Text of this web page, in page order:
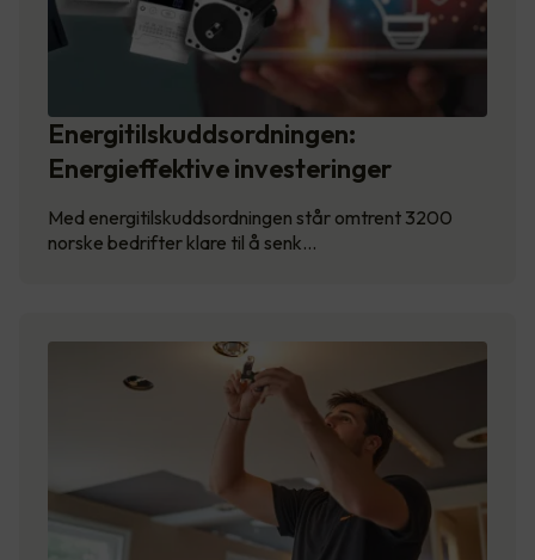
Energitilskuddsordningen:
Energieffektive investeringer
Med energitilskuddsordningen står omtrent 3200
norske bedrifter klare til å senk…